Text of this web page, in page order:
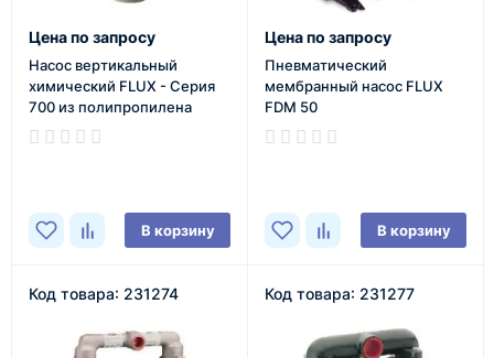
Цена по запросу
Насос вертикальный
химический FLUX - Серия
700 из полипропилена
В корзину
Цена по запросу
Пневматический
мембранный насос FLUX
FDM 50
В корзину
Код товара: 231274 Код товара: 231277